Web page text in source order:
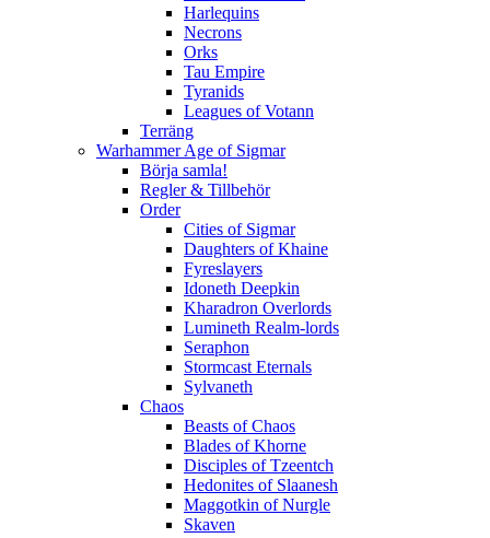
Harlequins
Necrons
Orks
Tau Empire
Tyranids
Leagues of Votann
Terräng
Warhammer Age of Sigmar
Börja samla!
Regler & Tillbehör
Order
Cities of Sigmar
Daughters of Khaine
Fyreslayers
Idoneth Deepkin
Kharadron Overlords
Lumineth Realm-lords
Seraphon
Stormcast Eternals
Sylvaneth
Chaos
Beasts of Chaos
Blades of Khorne
Disciples of Tzeentch
Hedonites of Slaanesh
Maggotkin of Nurgle
Skaven